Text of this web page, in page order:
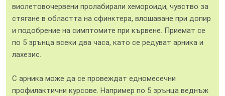
виолетовочервени пролабирали хемороиди, чувство за
стягане в областта на сфинктера, влошаване при допир
и подобрение на симптомите при кървене. Приемат се
по 5 зрънца всеки два часа, като се редуват арника и
лахезис.
С арника може да се провеждат едномесечни
профилактични курсове. Например по 5 зрънца веднъж